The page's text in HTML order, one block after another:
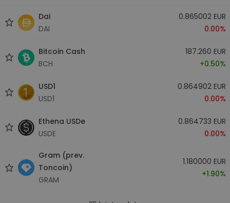
Dai
DAI
0.865002 EUR
0.00%
Bitcoin Cash
BCH
187.260 EUR
+0.50%
USD1
USD1
0.864902 EUR
0.00%
Ethena USDe
USDE
0.864733 EUR
0.00%
Gram (prev.
Toncoin)
GRAM
1.180000 EUR
+1.90%